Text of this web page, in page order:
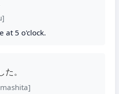
at 5 o'clock.
。